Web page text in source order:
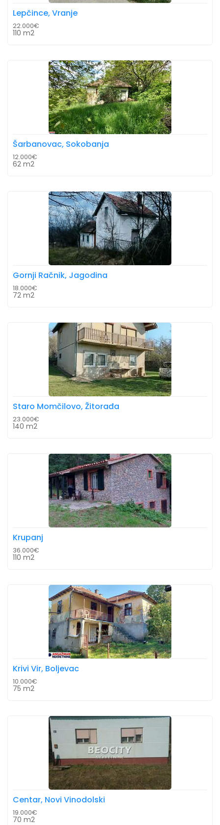
Lepčince, Vranje
22.000€
110 m2
Šarbanovac, Sokobanja
12.000€
62 m2
Gornji Račnik, Jagodina
18.000€
72 m2
Staro Momčilovo, Žitorađa
23.000€
140 m2
Krupanj
36.000€
110 m2
Krivi Vir, Boljevac
10.000€
75 m2
Centar, Novi Vinodolski
19.000€
70 m2